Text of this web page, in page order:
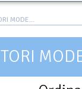
MODE...